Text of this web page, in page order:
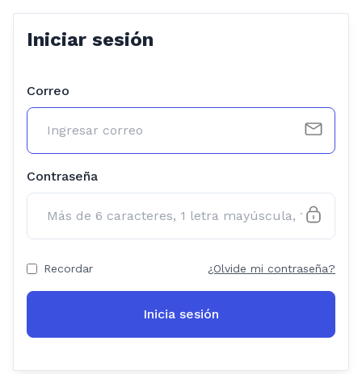
Iniciar sesión
Correo
Contraseña
Recordar ¿Olvide mi contraseña?